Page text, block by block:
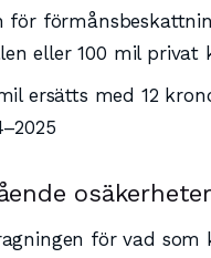
för
eller 100 mil privat
ersätts med 12
osäkerheter
för vad som